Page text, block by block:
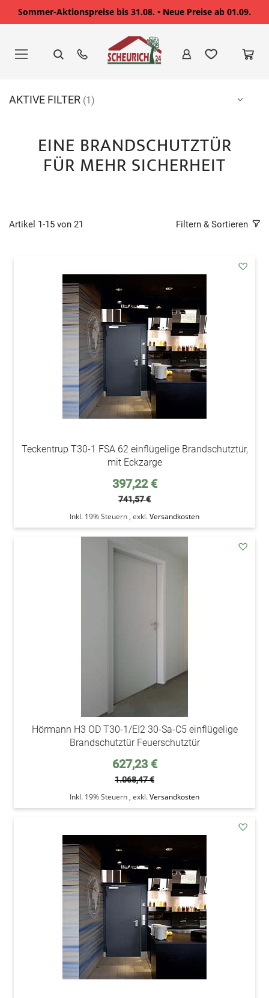
Sommer-Aktionspreise bis 31.08. • Neue Preise ab 01.09.
springen
EINE BRANDSCHUTZTÜR
FÜR MEHR SICHERHEIT
Artikel 1-15 von 21 Filtern & Sortieren
Teckentrup T30-1 FSA 62 einflügelige Brandschutztür,
mit Eckzarge
Sonderpreis
397,22 €
741,57 €
Inkl. 19% Steuern , exkl.Versandkosten
Hörmann H3 OD T30-1/EI2 30-Sa-C5 einflügelige
Brandschutztür Feuerschutztür
Sonderpreis
627,23 €
1.068,47 €
Inkl. 19% Steuern , exkl.Versandkosten
AKTIVE FILTER